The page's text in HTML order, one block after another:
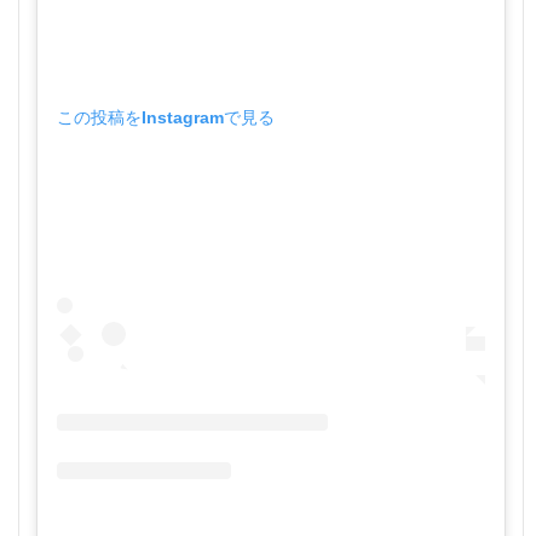
この投稿をInstagramで見る